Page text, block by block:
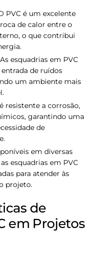
PVC é um excelente
de calor entre o
o que contribui
As esquadrias em PVC
de ruídos
um ambiente mais
resistente a corrosão,
garantindo uma
de
em diversas
esquadrias em PVC
para atender às
projeto.
de
em Projetos